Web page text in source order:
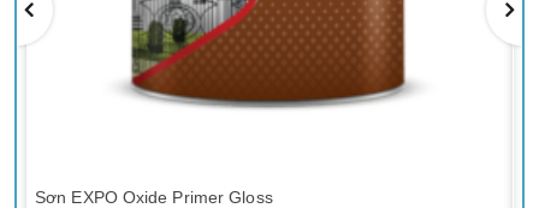
Sơn EXPO Oxide Primer Gloss